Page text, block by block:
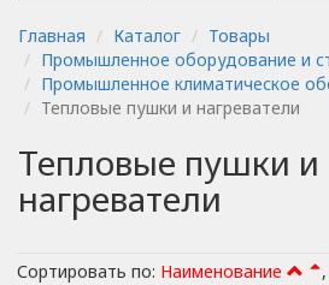
Главная Каталог
Товары
Промышленное оборудование и
Промышленное климатическое
Тепловые пушки и нагреватели
Тепловые пушки и
нагреватели
Сортировать по: Наименование ,